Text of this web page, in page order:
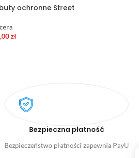
ochronne Street
zł
Bezpieczna płatność
Bezpieczeństwo płatności zapewnia PayU